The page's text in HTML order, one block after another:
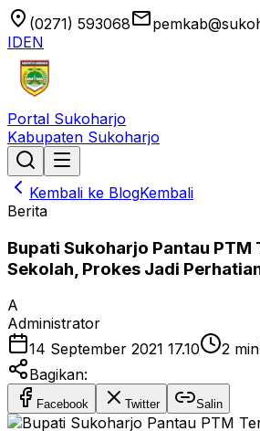
location_on (0271) 593068email
IDEN
Portal Sukoharjo
Kabupaten Sukoharjo
Kembali ke BlogKembali
Berita
Bupati Sukoharjo Pantau PTM
Sekolah, Prokes Jadi
A
Administrator
14 September 2021 17.10
2 min
Bagikan:
Facebook Twitter Salin